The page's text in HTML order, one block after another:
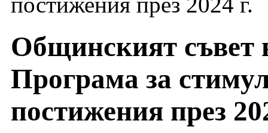
Общинският съвет
Програма за
постижения през